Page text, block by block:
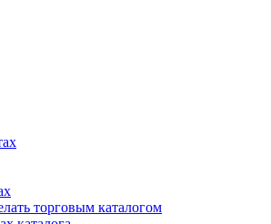
торговым каталогом